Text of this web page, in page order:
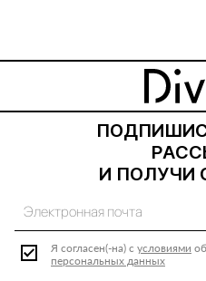
И ПОЛУЧИ
Я согласен(-на) с условиями
персональных данных